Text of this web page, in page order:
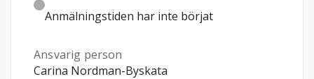
Anmälningstiden har inte börjat
Ansvarig person
Carina Nordman-Byskata